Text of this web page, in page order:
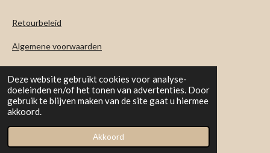
Deze website gebruikt cookies voor analyse-
doeleinden en/of het tonen van advertenties. Door
gebruik te blijven maken van de site gaat u hiermee
akkoord.
Akkoord
Retourbeleid
Algemene voorwaarden
Levertijd & verzendkosten
BE0798313067
© 2022 Puur